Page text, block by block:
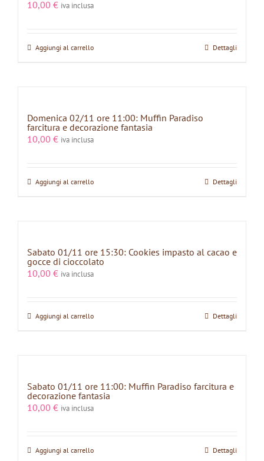
10,00 € iva inclusa
Aggiungi al carrello Dettagli
Domenica 02/11 ore 11:00: Muffin Paradiso
farcitura e decorazione fantasia
10,00 € iva inclusa
Aggiungi al carrello Dettagli
Sabato 01/11 ore 15:30: Cookies impasto al cacao e
gocce di cioccolato
10,00 € iva inclusa
Aggiungi al carrello Dettagli
Sabato 01/11 ore 11:00: Muffin Paradiso farcitura e
decorazione fantasia
10,00 € iva inclusa
Aggiungi al carrello Dettagli